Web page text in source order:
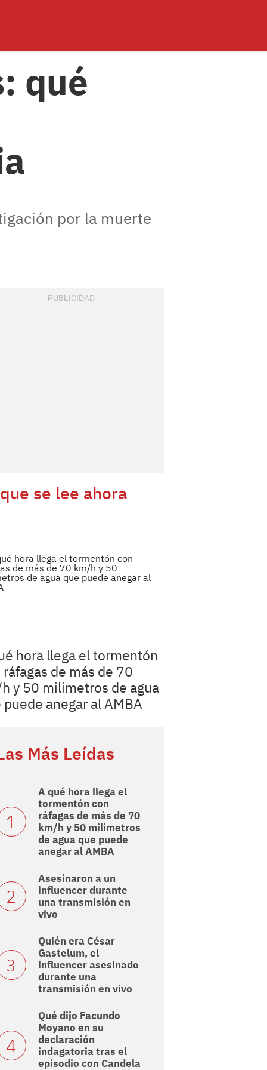
qué
por la muerte
se lee ahora
hora llega el tormentón
ráfagas de más de 70
y 50 milimetros de agua
puede anegar al AMBA
Más Leídas
A qué hora llega el
tormentón con
ráfagas de más de 70
km/h y 50 milimetros
de agua que puede
anegar al AMBA
Asesinaron a un
influencer durante
una transmisión en
vivo
Quién era César
Gastelum, el
influencer asesinado
durante una
transmisión en vivo
Qué dijo Facundo
Moyano en su
declaración
indagatoria tras el
episodio con Candela